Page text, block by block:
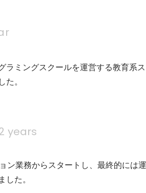
ラミングスクールを運営する教育系
。
years
ン業務からスタートし、最終的には
した。